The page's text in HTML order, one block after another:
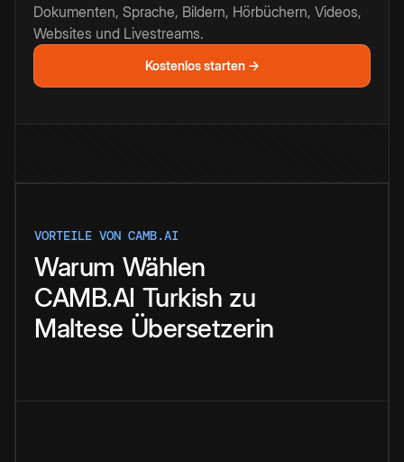
Dokumenten, Sprache, Bildern, Hörbüchern, Videos,
Websites und Livestreams.
Kostenlos starten →
VORTEILE VON CAMB.AI
Warum Wählen
CAMB.AI Turkish zu
Maltese Übersetzerin